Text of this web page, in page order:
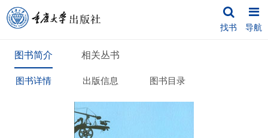
找书 导航
图书简介 相关丛书
图书详情 出版信息 图书目录